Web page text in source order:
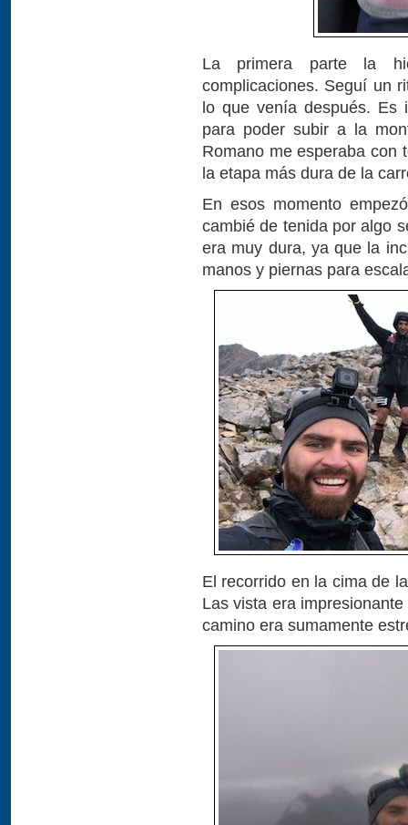
La primera parte la
complicaciones. Seguí un
lo que venía después. Es
para poder subir a la
Romano me esperaba con
la etapa más dura de la
En esos momento
cambié de tenida por algo
era muy dura, ya que la
manos y piernas para
El recorrido en la cima de
Las vista era
camino era sumamente